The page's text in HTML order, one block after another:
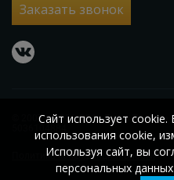
Заказать звонок
vkontakte
© 2007 – 2026 ООО «Гласс Проект»
Политика конфиденциальности
Сайт использует
использования cookie,
Используя сайт, вы
персональных